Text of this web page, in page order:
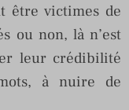
être victimes de
ou non, là n’est
leur crédibilité
à nuire de